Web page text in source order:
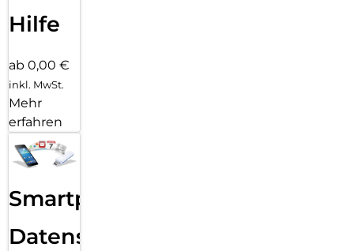
Hilfe
ab 0,00 €
inkl. MwSt.
Mehr
erfahren
Smartphone
Datensicherung